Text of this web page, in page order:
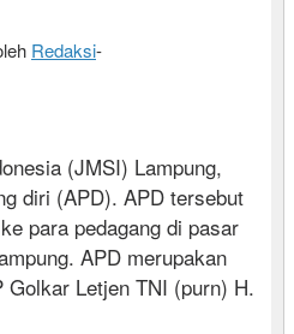
Redaksi-
(JMSI) Lampung,
diri (APD). APD tersebut
para pedagang di pasar
APD merupakan
Golkar Letjen TNI (purn) H.